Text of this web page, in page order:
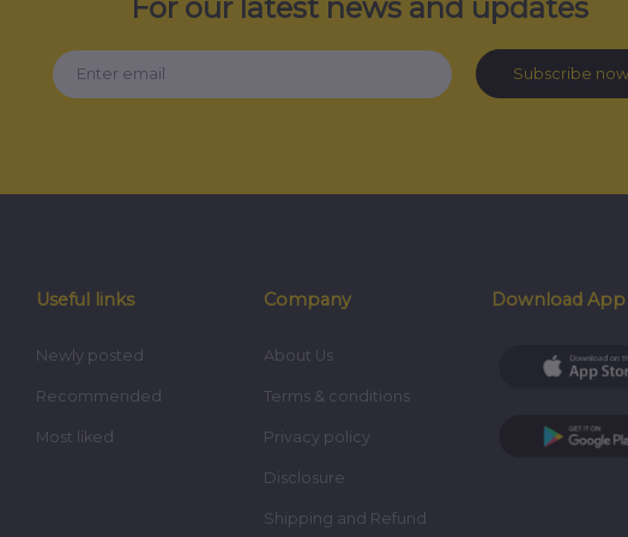
For our latest news and updates
Subscribe now
Useful links
Newly posted
Recommended
Most liked
Company
About Us
Terms & conditions
Privacy policy
Disclosure
Shipping and Refund
Download App